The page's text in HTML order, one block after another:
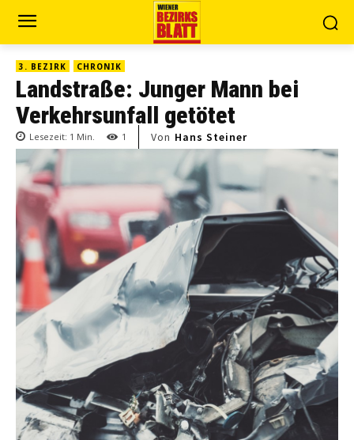
3. BEZIRK CHRONIK
Landstraße: Junger Mann bei
Verkehrsunfall getötet
Lesezeit: 1 Min. 1 Von Hans Steiner